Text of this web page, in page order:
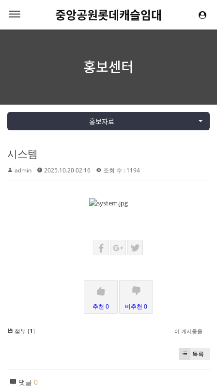
중앙공원롯데캐슬임대
홍보센터
홍보자료
시스템
admin 2025.10.20 02:16 조회 수 : 1194
추천 0 비추천 0
첨부 [1] 이 게시물을
목록
댓글 0